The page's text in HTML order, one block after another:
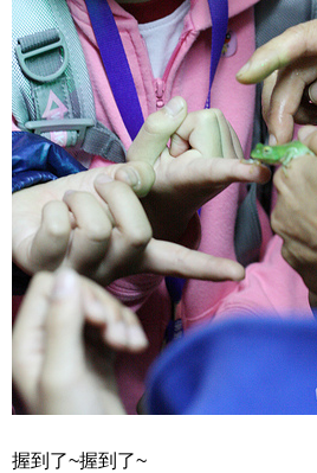
握到了~握到了~